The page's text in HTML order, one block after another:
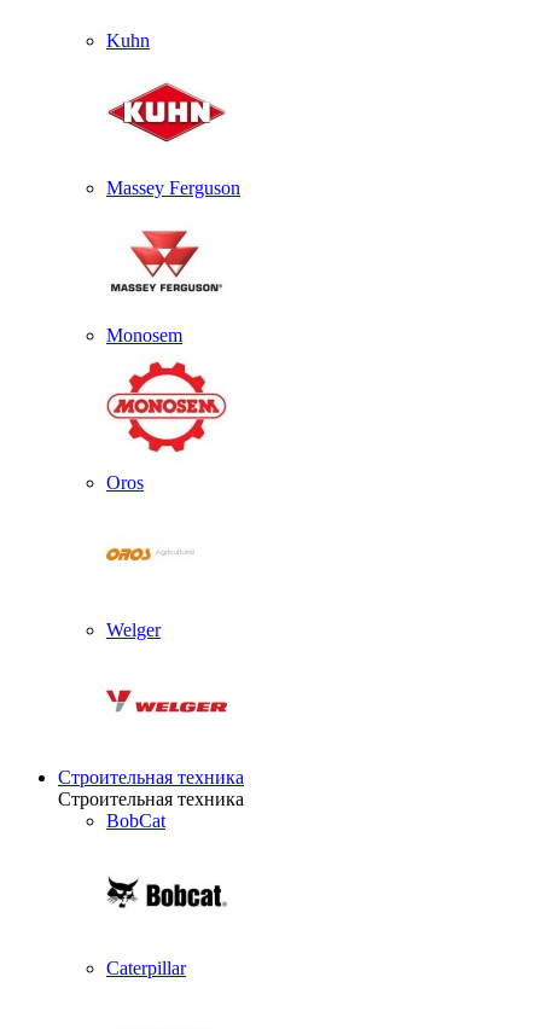
Kuhn
Massey Ferguson
Monosem
Oros
Welger
Строительная техника
Строительная техника
BobCat
Caterpillar